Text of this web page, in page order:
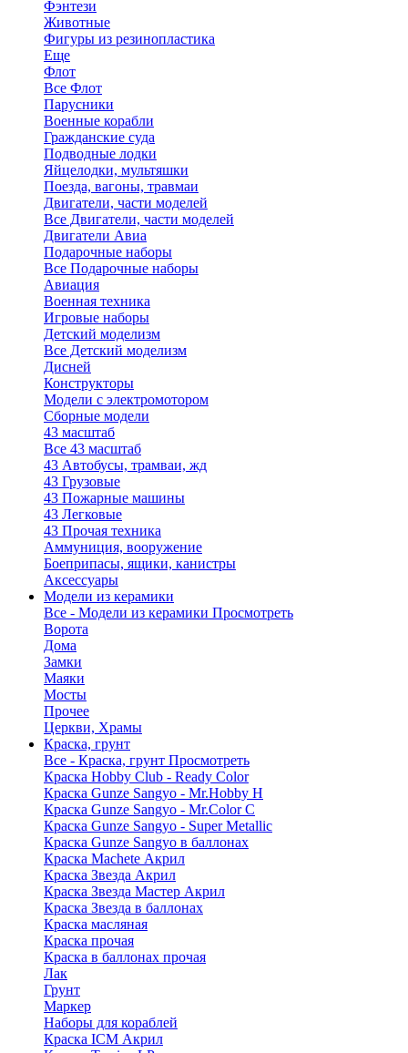
Фэнтези
Животные
Фигуры из резинопластика
Еще
Флот
Все Флот
Парусники
Военные корабли
Гражданские суда
Подводные лодки
Яйцелодки, мультяшки
Поезда, вагоны, травмаи
Двигатели, части моделей
Все Двигатели, части моделей
Двигатели Авиа
Подарочные наборы
Все Подарочные наборы
Авиация
Военная техника
Игровые наборы
Детский моделизм
Все Детский моделизм
Дисней
Конструкторы
Модели с электромотором
Сборные модели
43 масштаб
Все 43 масштаб
43 Автобусы, трамваи, жд
43 Грузовые
43 Пожарные машины
43 Легковые
43 Прочая техника
Аммуниция, вооружение
Боеприпасы, ящики, канистры
Аксессуары
Модели из керамики
Все - Модели из керамики Просмотреть
Ворота
Дома
Замки
Маяки
Мосты
Прочее
Церкви, Храмы
Краска, грунт
Все - Краска, грунт Просмотреть
Краска Hobby Club - Ready Color
Краска Gunze Sangyo - Mr.Hobby H
Краска Gunze Sangyo - Mr.Color C
Краска Gunze Sangyo - Super Metallic
Краска Gunze Sangyo в баллонах
Краска Machete Акрил
Краска Звезда Акрил
Краска Звезда Мастер Акрил
Краска Звезда в баллонах
Краска масляная
Краска прочая
Краска в баллонах прочая
Лак
Грунт
Маркер
Наборы для кораблей
Краска ICM Акрил